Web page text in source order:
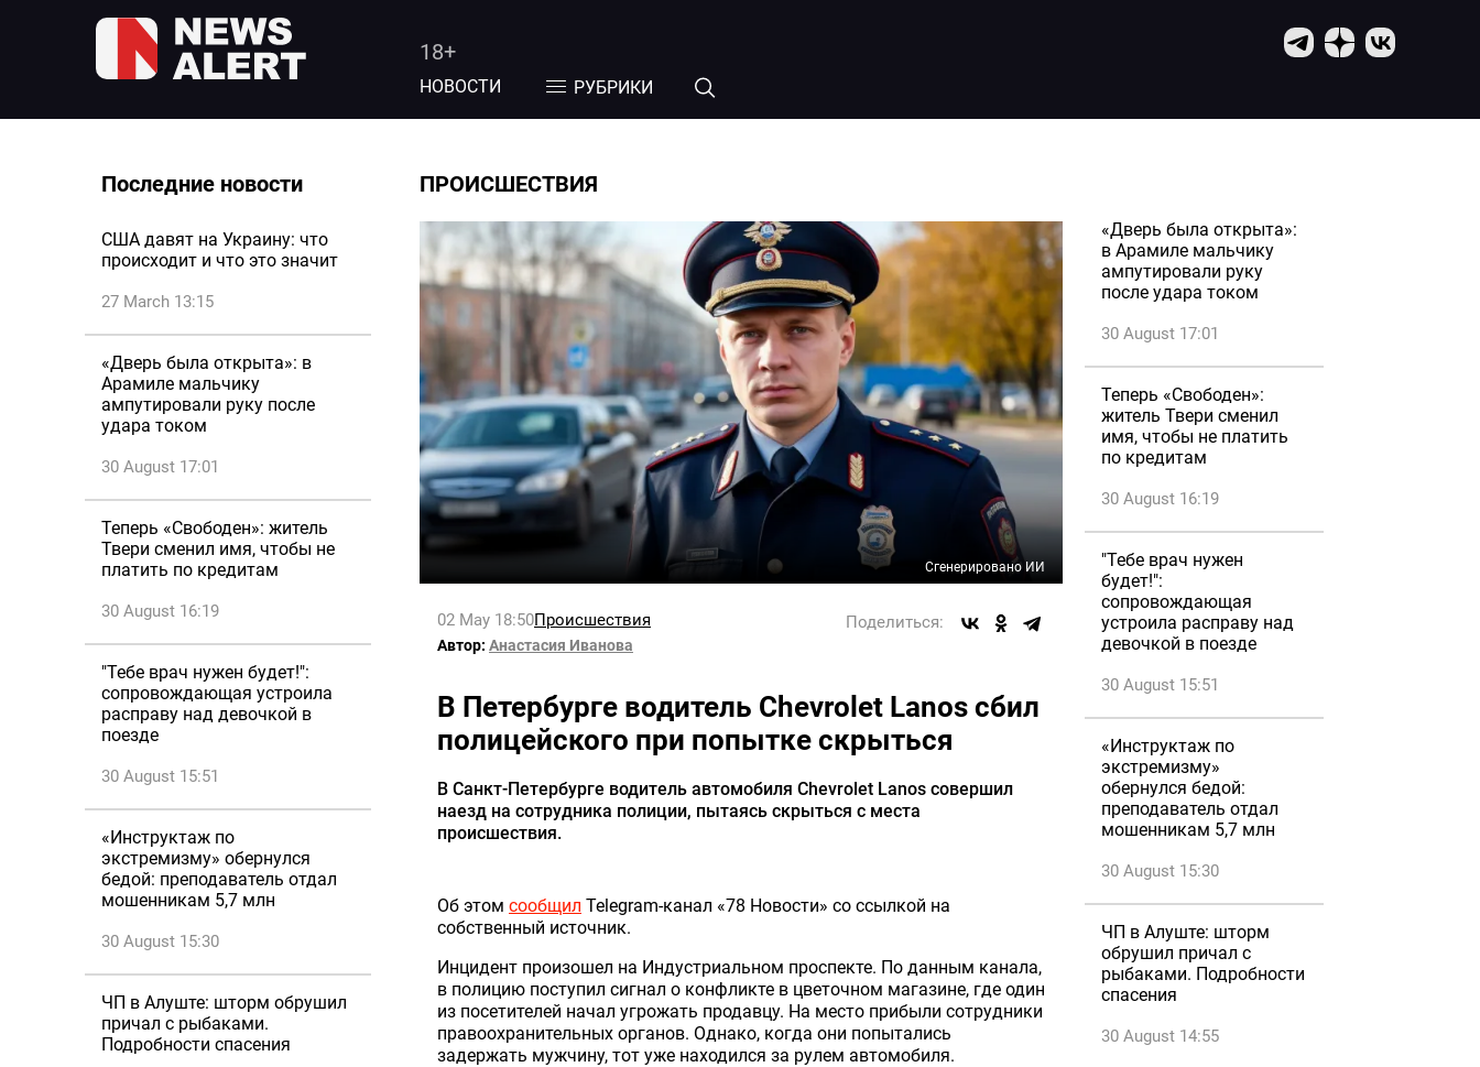
18+
НОВОСТИ РУБРИКИ
Последние новости
США давят на Украину: что
происходит и что это значит
27 March 13:15
«Дверь была открыта»: в
Арамиле мальчику
ампутировали руку после
удара током
30 August 17:01
Теперь «Свободен»: житель
Твери сменил имя, чтобы не
платить по кредитам
30 August 16:19
"Тебе врач нужен будет!":
сопровождающая устроила
расправу над девочкой в
поезде
30 August 15:51
«Инструктаж по
экстремизму» обернулся
бедой: преподаватель отдал
мошенникам 5,7 млн
30 August 15:30
ЧП в Алуште: шторм обрушил
причал с рыбаками.
Подробности спасения
ПРОИСШЕСТВИЯ
Сгенерировано ИИ
02 May 18:50Происшествия Поделиться:
Автор: Анастасия Иванова
В Петербурге водитель Chevrolet Lanos сбил
полицейского при попытке скрыться
В Санкт-Петербурге водитель автомобиля Chevrolet Lanos совершил
наезд на сотрудника полиции, пытаясь скрыться с места
происшествия.
Об этом сообщил Telegram-канал «78 Новости» со ссылкой на
собственный источник.
Инцидент произошел на Индустриальном проспекте. По данным канала,
в полицию поступил сигнал о конфликте в цветочном магазине, где один
из посетителей начал угрожать продавцу. На место прибыли сотрудники
правоохранительных органов. Однако, когда они попытались
задержать мужчину, тот уже находился за рулем автомобиля.
«Дверь была открыта»:
в Арамиле мальчику
ампутировали руку
после удара током
30 August 17:01
Теперь «Свободен»:
житель Твери сменил
имя, чтобы не платить
по кредитам
30 August 16:19
"Тебе врач нужен
будет!":
сопровождающая
устроила расправу над
девочкой в поезде
30 August 15:51
«Инструктаж по
экстремизму»
обернулся бедой:
преподаватель отдал
мошенникам 5,7 млн
30 August 15:30
ЧП в Алуште: шторм
обрушил причал с
рыбаками. Подробности
спасения
30 August 14:55